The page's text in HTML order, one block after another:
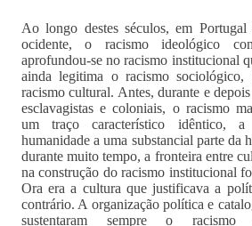
Ao longo destes séculos, em
ocidente, o racismo ideológico
aprofundou-se no racismo institucional
ainda legitima o racismo
racismo cultural. Antes, durante e
esclavagistas e coloniais, o racismo
um traço característico idêntico, a
humanidade a uma substancial parte da
durante muito tempo, a fronteira entre
na construção do racismo institucional
Ora era a cultura que justificava a
contrário. A organização política e
sustentaram sempre o racismo